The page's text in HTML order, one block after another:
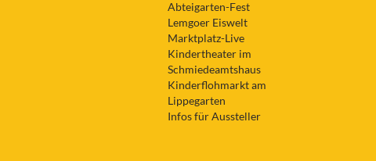
Abteigarten-Fest
Lemgoer Eiswelt
Marktplatz-Live
Kindertheater im
Schmiedeamtshaus
Kinderflohmarkt am
Lippegarten
Infos für Aussteller